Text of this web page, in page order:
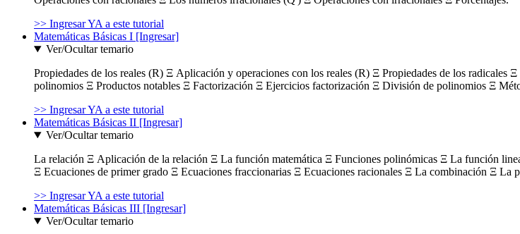
>> Ingresar YA a este tutorial
Matemáticas Básicas I [Ingresar]
Ver/Ocultar temario
Propiedades de los reales (R) Ξ Aplicación y operaciones con los reales (R) Ξ Propiedades de los
polinomios Ξ Productos notables Ξ Factorización Ξ Ejercicios factorización Ξ División de polinomios Ξ
>> Ingresar YA a este tutorial
Matemáticas Básicas II [Ingresar]
Ver/Ocultar temario
La relación Ξ Aplicación de la relación Ξ La función matemática Ξ Funciones polinómicas Ξ La función
Ξ Ecuaciones de primer grado Ξ Ecuaciones fraccionarias Ξ Ecuaciones racionales Ξ La combinación Ξ
>> Ingresar YA a este tutorial
Matemáticas Básicas III [Ingresar]
Ver/Ocultar temario